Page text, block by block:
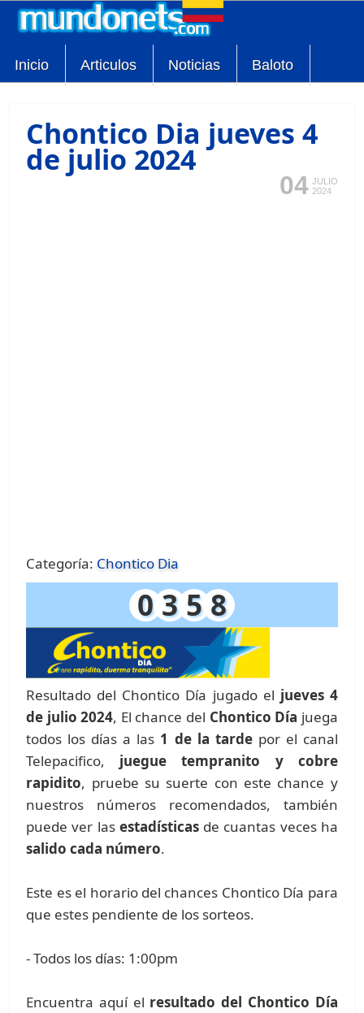
Inicio Articulos Noticias Baloto
Chontico Dia jueves 4
de julio 2024
04 JULIO
2024
Categoría: Chontico Dia
0 3 5 8
Resultado del Chontico Día jugado el jueves 4
de julio 2024, El chance del Chontico Día juega
todos los días a las 1 de la tardepor el canal
Telepacifico, juegue tempranito y cobre
rapidito, pruebe su suerte con este chance y
nuestros números recomendados, también
puede ver las estadísticasde cuantas veces ha
salido cada número.
Este es el horario del chances Chontico Día para
que estes pendiente de los sorteos.
- Todos los días: 1:00pm
Encuentra aquí el resultado del Chontico Día